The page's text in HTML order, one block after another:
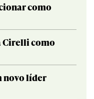
como
Cirelli como
novo líder